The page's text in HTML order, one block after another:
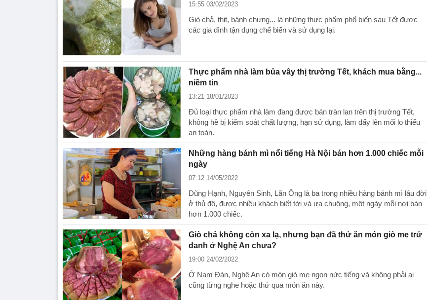
15:55 03/02/2023
Giò chả, thịt, bánh chưng... là những thực phẩm phổ biến sau Tết được
các gia đình tận dụng chế biến và sử dụng lại.
Thực phẩm nhà làm bủa vây thị trường Tết, khách mua bằng...
niềm tin
13:21 18/01/2023
Đủ loại thực phẩm nhà làm đang được bán tràn lan trên thị trường Tết,
không hề bị kiểm soát chất lượng, hạn sử dụng, làm dấy lên mối lo thiếu
an toàn.
Những hàng bánh mì nổi tiếng Hà Nội bán hơn 1.000 chiếc mỗi
ngày
07:12 14/05/2022
Dũng Hạnh, Nguyên Sinh, Lãn Ông là ba trong nhiều hàng bánh mì lâu đời
ở thủ đô, được nhiều khách biết tới và ưa chuộng, một ngày mỗi nơi bán
hơn 1.000 chiếc.
Giò chả không còn xa lạ, nhưng bạn đã thử ăn món giò me trứ
danh ở Nghệ An chưa?
19:00 24/02/2022
Ở Nam Đàn, Nghệ An có món giò me ngon nức tiếng và không phải ai
cũng từng nghe hoặc thử qua món ăn này.